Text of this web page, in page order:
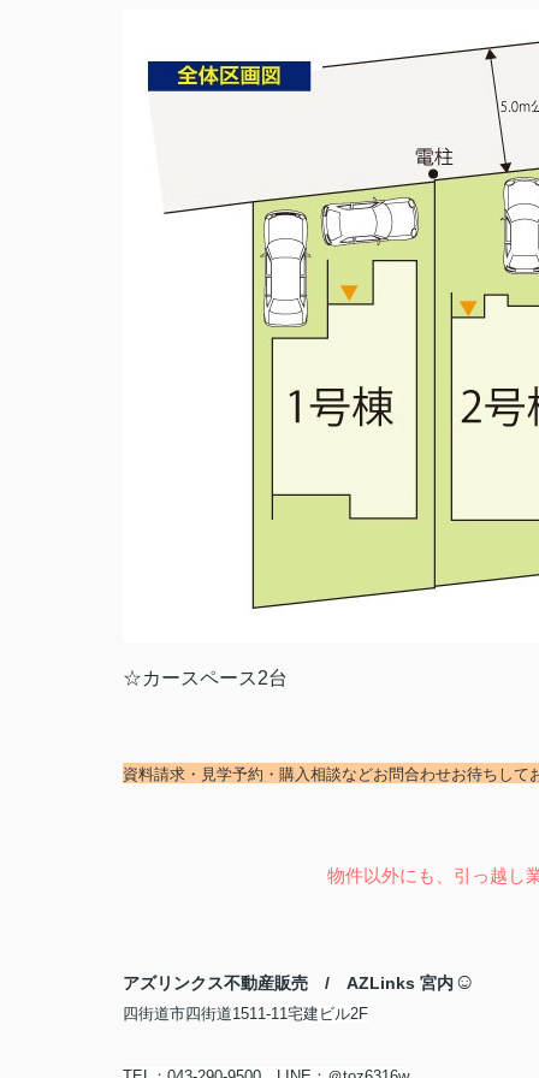
☆カースペース2台
資料請求・見学予約・購入相談などお問合わせお待ちして
物件以外にも、引っ越し
アズリンクス不動産販売 / AZLinks 宮内☺
四街道市四街道1511-11宅建ビル2F